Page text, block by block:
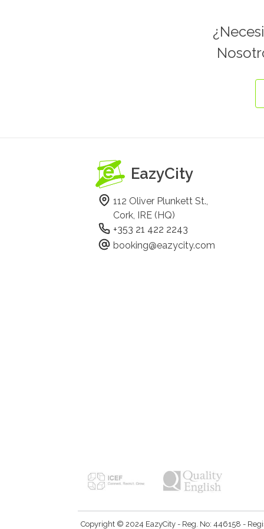
EazyCity
112 Oliver Plunkett St.,
Cork, IRE (HQ)
+353 21 422 2243
booking@eazycity.com
Copyright © 2024 EazyCity - Reg. No: 446158 -